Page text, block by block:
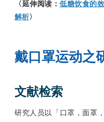
〈延伸阅读：低糖饮食的
解析〉
戴口罩运动之
文献检索
研究人员以「口罩，面罩